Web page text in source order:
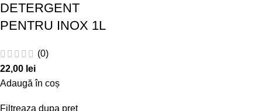
Filtreaza dupa pret
DETERGENT
PENTRU INOX 1L
(0)
22,00 lei
Adaugă în coș